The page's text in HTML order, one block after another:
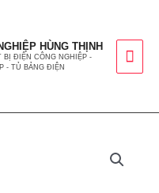
HÙNG THỊNH
BỊ ĐIỆN CÔNG NGHIỆP -
- TỦ BẢNG ĐIỆN